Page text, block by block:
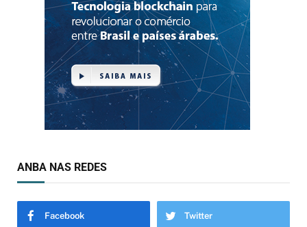
ANBA NAS REDES
Facebook Twitter